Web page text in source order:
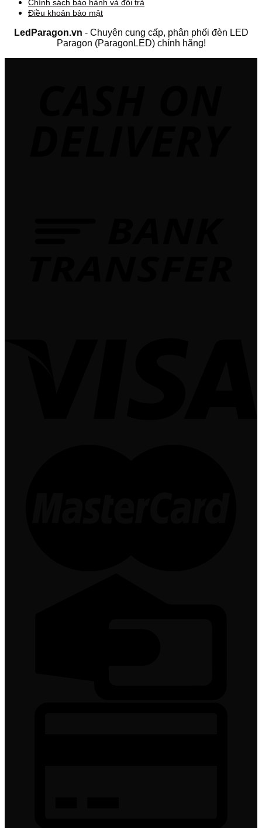
Chính sách bảo hành và đổi trả
Điều khoản bảo mật
LedParagon.vn - Chuyên cung cấp, phân phối đèn LED
Paragon (ParagonLED) chính hãng!